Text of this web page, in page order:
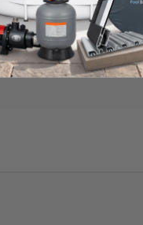
og de bedste